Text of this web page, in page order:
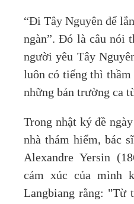
“Đi Tây Nguyên để
ngàn”. Đó là câu nói
người yêu Tây
luôn có tiếng thì thầm
những bản trường ca
Trong nhật ký đề
nhà thám hiểm, bác
Alexandre Yersin
cảm xúc của mình
Langbiang rằng: "Từ